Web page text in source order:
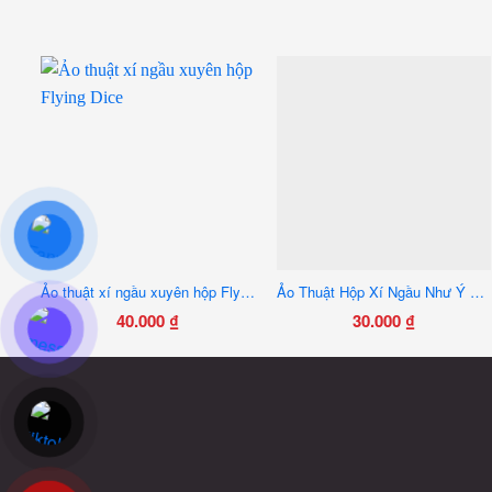
Ảo thuật xí ngầu xuyên hộp Flying Dice
40.000 ₫
Ảo Thuật Hộp Xí Ngầu Như Ý Tiên Tri 6 Viên Mẫu Mới
30.000 ₫